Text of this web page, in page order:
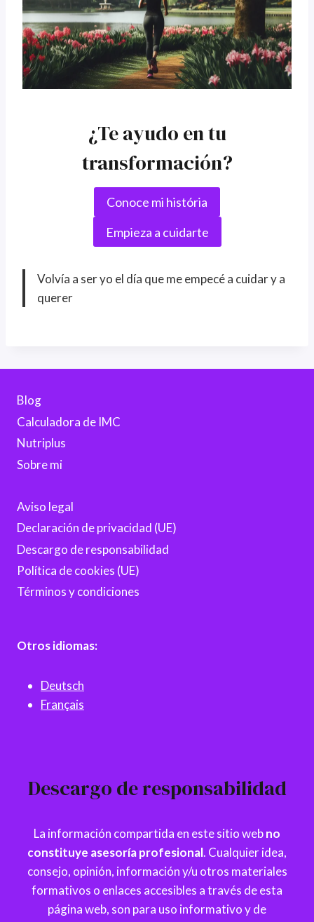
¿Te ayudo en tu
transformación?
Conoce mi história
Empieza a cuidarte
Volvía a ser yo el día que me empecé a cuidar y a
querer
Blog
Calculadora de IMC
Nutriplus
Sobre mi
Aviso legal
Declaración de privacidad (UE)
Descargo de responsabilidad
Política de cookies (UE)
Términos y condiciones
Otros idiomas:
Deutsch
Français
Descargo de responsabilidad
La información compartida en este sitio webno
constituye asesoría profesional. Cualquier idea,
consejo, opinión, información y/u otros materiales
formativos o enlaces accesibles a través de esta
página web, son para uso informativo y de